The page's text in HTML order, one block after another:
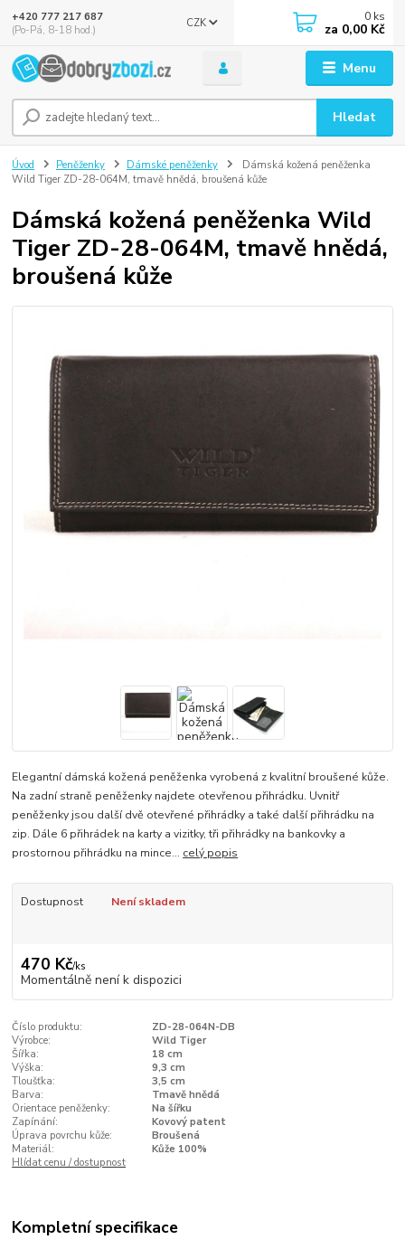
Menu
CZK
Hledat
+420 777 217 687
(Po-Pá, 8-18 hod.)
0 ks
za 0,00 Kč
Úvod Peněženky Dámské peněženky
Dámská kožená peněženka
Wild Tiger ZD-28-064M, tmavě hnědá, broušená kůže
Dámská kožená peněženka Wild
Tiger ZD-28-064M, tmavě hnědá,
broušená kůže
Elegantní dámská kožená peněženka vyrobená z kvalitní broušené kůže.
Na zadní straně peněženky najdete otevřenou přihrádku. Uvnitř
peněženky jsou další dvě otevřené přihrádky a také další přihrádku na
zip. Dále 6 přihrádek na karty a vizitky, tři přihrádky na bankovky a
prostornou přihrádku na mince... celý popis
Dostupnost Není skladem
470 Kč/ks
Momentálně není k dispozici
Číslo produktu:
ZD-28-064N-DB
Výrobce:
Wild Tiger
Šířka:
18 cm
Výška:
9,3 cm
Tloušťka:
3,5 cm
Barva:
Tmavě hnědá
Orientace peněženky:
Na šířku
Zapínání:
Kovový patent
Úprava povrchu kůže:
Broušená
Materiál:
Kůže 100%
Hlídat cenu / dostupnost
Kompletní specifikace